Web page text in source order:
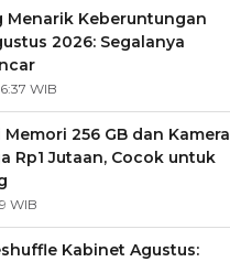
Menarik Keberuntungan
2026: Segalanya
WIB
Memori 256 GB dan Kamera
Rp1 Jutaan, Cocok untuk
WIB
Kabinet Agustus: